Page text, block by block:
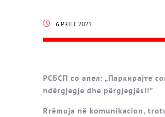
6 PRILL 2021
РСБСП со апел: „Паркирајте
ndërgjegje dhe përgjegjësi!”
Rrëmuja në komunikacion,